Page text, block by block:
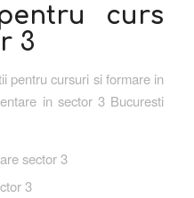
curs
3
pentru cursuri si formare in
in sector 3 Bucuresti
sector 3
3